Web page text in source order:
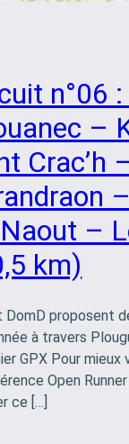
n°06
–
Crac’h
–
km)
DomD proposent
à travers
GPX Pour
Open
ce […]